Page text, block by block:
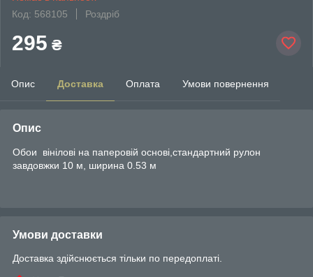
Код: 568105
Роздріб
295 ₴
Опис Доставка Оплата Умови повернення
Опис
Обои вінілові на паперовій основі,стандартний рулон
завдовжки 10 м, ширина 0.53 м
Умови доставки
Доставка здійснюється тільки по передоплаті.